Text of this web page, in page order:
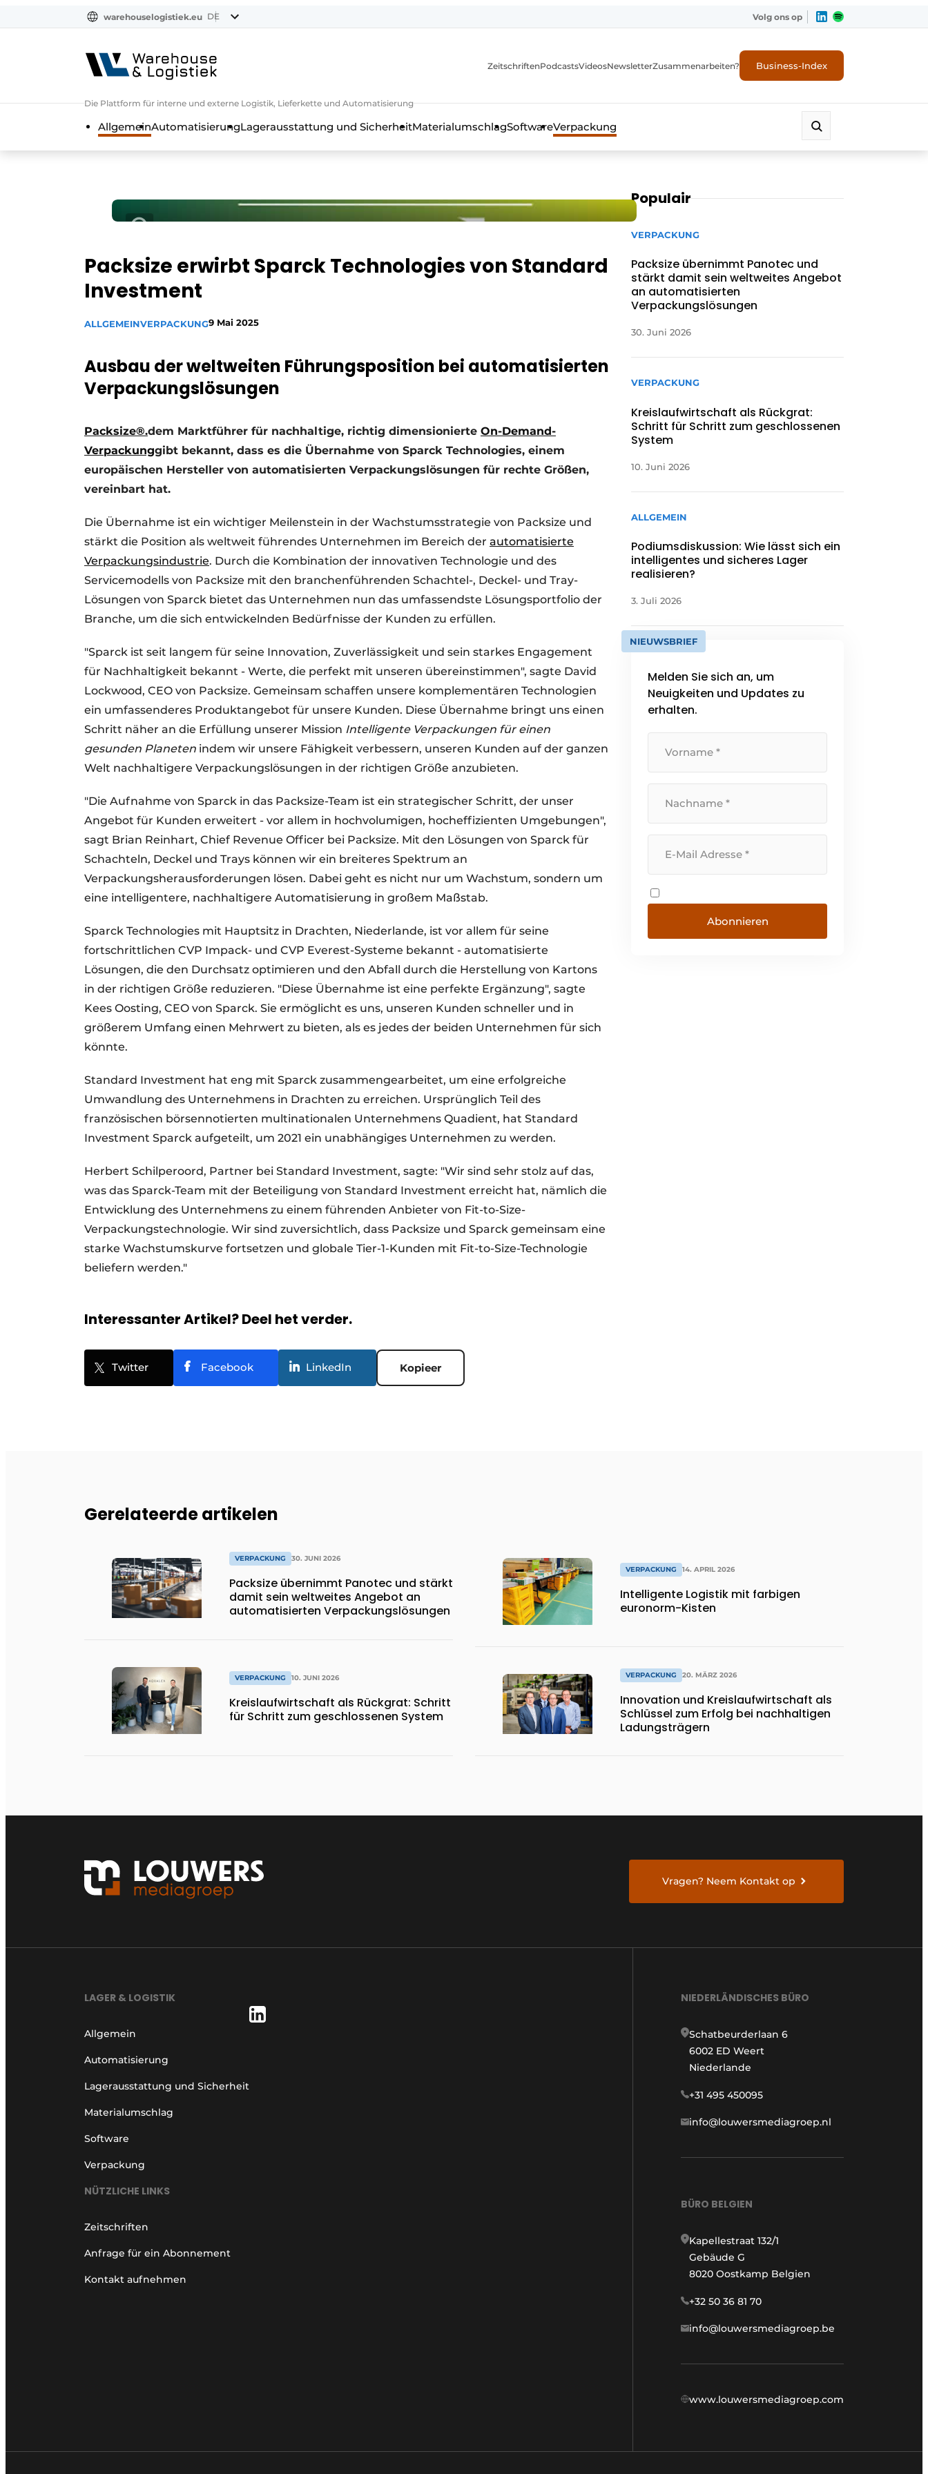
warehouselogistiek.eu DE Volg ons op
Die Plattform für interne und externe Logistik, Lieferkette und Automatisierung
ZeitschriftenPodcastsVideosNewsletterZusammenarbeiten? Business-Index
AllgemeinAutomatisierungLagerausstattung und SicherheitMaterialumschlagSoftwareVerpackung
Packsize erwirbt Sparck Technologies von Standard
Investment
ALLGEMEINVERPACKUNG9 Mai 2025
Ausbau der weltweiten Führungsposition bei automatisierten
Verpackungslösungen
Packsize®.dem Marktführer für nachhaltige, richtig dimensionierte On-Demand-
Verpackunggibt bekannt, dass es die Übernahme von Sparck Technologies, einem
europäischen Hersteller von automatisierten Verpackungslösungen für rechte Größen,
vereinbart hat.
Die Übernahme ist ein wichtiger Meilenstein in der Wachstumsstrategie von Packsize und
stärkt die Position als weltweit führendes Unternehmen im Bereich der automatisierte
Verpackungsindustrie. Durch die Kombination der innovativen Technologie und des
Servicemodells von Packsize mit den branchenführenden Schachtel-, Deckel- und Tray-
Lösungen von Sparck bietet das Unternehmen nun das umfassendste Lösungsportfolio der
Branche, um die sich entwickelnden Bedürfnisse der Kunden zu erfüllen.
"Sparck ist seit langem für seine Innovation, Zuverlässigkeit und sein starkes Engagement
für Nachhaltigkeit bekannt - Werte, die perfekt mit unseren übereinstimmen", sagte David
Lockwood, CEO von Packsize. Gemeinsam schaffen unsere komplementären Technologien
ein umfassenderes Produktangebot für unsere Kunden. Diese Übernahme bringt uns einen
Schritt näher an die Erfüllung unserer Mission Intelligente Verpackungen für einen
gesunden Planeten indem wir unsere Fähigkeit verbessern, unseren Kunden auf der ganzen
Welt nachhaltigere Verpackungslösungen in der richtigen Größe anzubieten.
"Die Aufnahme von Sparck in das Packsize-Team ist ein strategischer Schritt, der unser
Angebot für Kunden erweitert - vor allem in hochvolumigen, hocheffizienten Umgebungen",
sagt Brian Reinhart, Chief Revenue Officer bei Packsize. Mit den Lösungen von Sparck für
Schachteln, Deckel und Trays können wir ein breiteres Spektrum an
Verpackungsherausforderungen lösen. Dabei geht es nicht nur um Wachstum, sondern um
eine intelligentere, nachhaltigere Automatisierung in großem Maßstab.
Sparck Technologies mit Hauptsitz in Drachten, Niederlande, ist vor allem für seine
fortschrittlichen CVP Impack- und CVP Everest-Systeme bekannt - automatisierte
Lösungen, die den Durchsatz optimieren und den Abfall durch die Herstellung von Kartons
in der richtigen Größe reduzieren. "Diese Übernahme ist eine perfekte Ergänzung", sagte
Kees Oosting, CEO von Sparck. Sie ermöglicht es uns, unseren Kunden schneller und in
größerem Umfang einen Mehrwert zu bieten, als es jedes der beiden Unternehmen für sich
könnte.
Standard Investment hat eng mit Sparck zusammengearbeitet, um eine erfolgreiche
Umwandlung des Unternehmens in Drachten zu erreichen. Ursprünglich Teil des
französischen börsennotierten multinationalen Unternehmens Quadient, hat Standard
Investment Sparck aufgeteilt, um 2021 ein unabhängiges Unternehmen zu werden.
Herbert Schilperoord, Partner bei Standard Investment, sagte: "Wir sind sehr stolz auf das,
was das Sparck-Team mit der Beteiligung von Standard Investment erreicht hat, nämlich die
Entwicklung des Unternehmens zu einem führenden Anbieter von Fit-to-Size-
Verpackungstechnologie. Wir sind zuversichtlich, dass Packsize und Sparck gemeinsam eine
starke Wachstumskurve fortsetzen und globale Tier-1-Kunden mit Fit-to-Size-Technologie
beliefern werden."
Interessanter Artikel? Deel het verder.
Twitter Facebook LinkedIn Kopieer
Populair
VERPACKUNG
Packsize übernimmt Panotec und
stärkt damit sein weltweites Angebot
an automatisierten
Verpackungslösungen
30. Juni 2026
VERPACKUNG
Kreislaufwirtschaft als Rückgrat:
Schritt für Schritt zum geschlossenen
System
10. Juni 2026
ALLGEMEIN
Podiumsdiskussion: Wie lässt sich ein
intelligentes und sicheres Lager
realisieren?
3. Juli 2026
NIEUWSBRIEF
Melden Sie sich an, um
Neuigkeiten und Updates zu
erhalten.
Abonnieren
Gerelateerde artikelen
VERPACKUNG 30. JUNI 2026
Packsize übernimmt Panotec und stärkt
damit sein weltweites Angebot an
automatisierten Verpackungslösungen
VERPACKUNG 10. JUNI 2026
Kreislaufwirtschaft als Rückgrat: Schritt
für Schritt zum geschlossenen System
VERPACKUNG 14. APRIL 2026
Intelligente Logistik mit farbigen
euronorm-Kisten
VERPACKUNG 20. MÄRZ 2026
Innovation und Kreislaufwirtschaft als
Schlüssel zum Erfolg bei nachhaltigen
Ladungsträgern
Vragen? Neem Kontakt op
LAGER & LOGISTIK
Allgemein
Automatisierung
Lagerausstattung und Sicherheit
Materialumschlag
Software
Verpackung
NÜTZLICHE LINKS
Zeitschriften
Anfrage für ein Abonnement
Kontakt aufnehmen
NIEDERLÄNDISCHES BÜRO
Schatbeurderlaan 6
6002 ED Weert
Niederlande
+31 495 450095
info@louwersmediagroep.nl
BÜRO BELGIEN
Kapellestraat 132/1
Gebäude G
8020 Oostkamp Belgien
+32 50 36 81 70
info@louwersmediagroep.be
www.louwersmediagroep.com